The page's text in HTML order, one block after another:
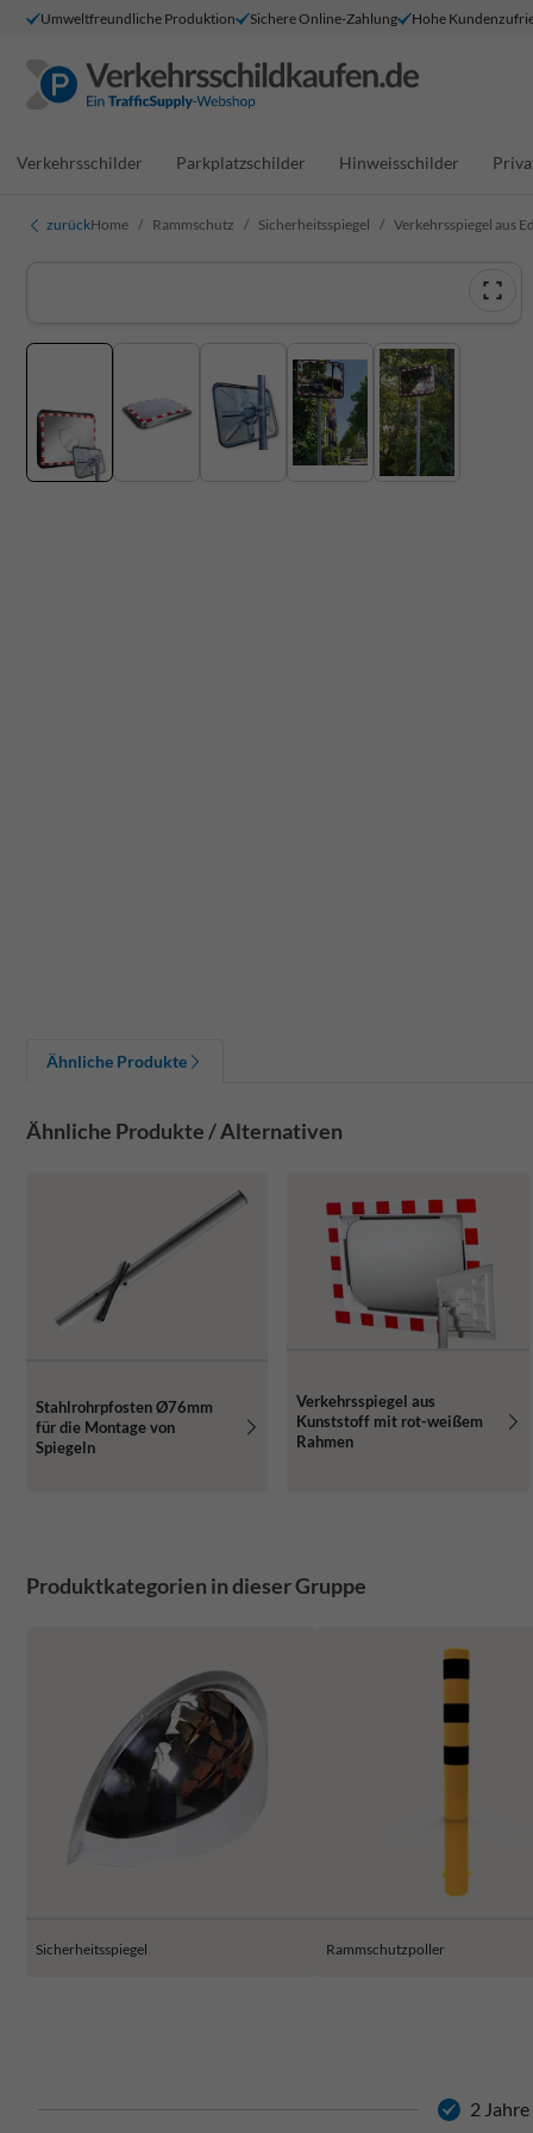
Umweltfreundliche Produktion Sichere Online-Zahlung Hohe
Verkehrsschilder Parkplatzschilder Hinweisschilder
zurückHome Rammschutz Sicherheitsspiegel Verkehrsspiegel aus
Ähnliche Produkte
Ähnliche Produkte / Alternativen
Stahlrohrpfosten Ø76mm
für die Montage von
Spiegeln
Verkehrsspiegel aus
Kunststoff mit rot-weißem
Rahmen
Produktkategorien in dieser Gruppe
Sicherheitsspiegel Rammschutzpoller
2